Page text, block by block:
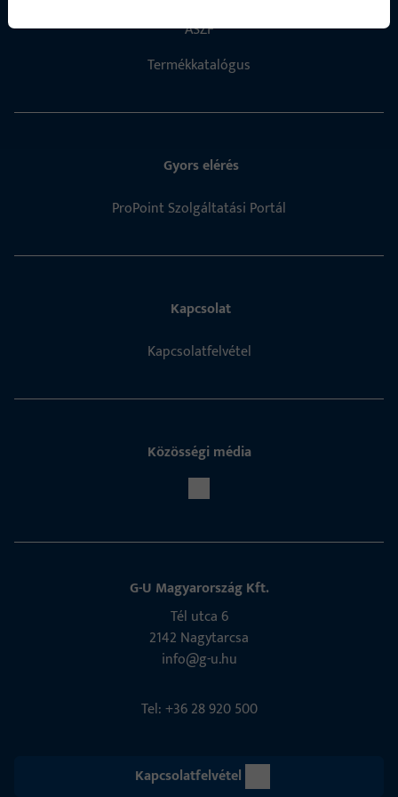
ÁSZF
Termékkatalógus
Gyors elérés
ProPoint Szolgáltatási Portál
Kapcsolat
Kapcsolatfelvétel
Közösségi média
G-U Magyarország Kft.
Tél utca 6
2142 Nagytarcsa
info@g-u.hu
Tel: +36 28 920 500
Kapcsolatfelvétel